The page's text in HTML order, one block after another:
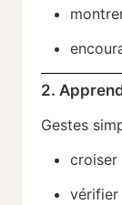
2.
Gestes
croiser
vérifier